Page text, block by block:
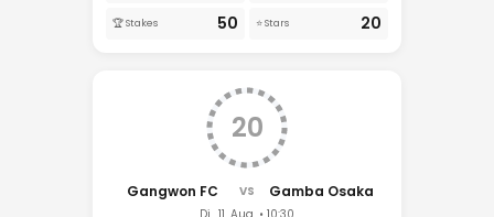
🏆 Stakes 50 ⭐ Stars 20
20
Gangwon FC VS Gamba Osaka